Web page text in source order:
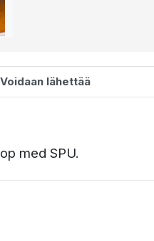
Voidaan lähettää
med SPU.